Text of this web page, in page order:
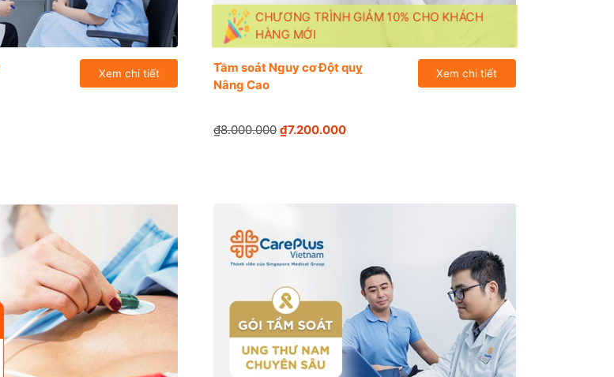
Xem chi tiết
CHƯƠNG TRÌNH GIẢM 10% CHO KHÁCH
HÀNG MỚI
Tầm soát Nguy cơ Đột quỵ
Nâng Cao
₫8.000.000 ₫7.200.000
Xem chi tiết